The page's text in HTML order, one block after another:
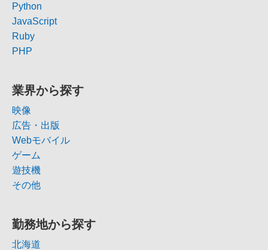
Python
JavaScript
Ruby
PHP
業界から探す
映像
広告・出版
Webモバイル
ゲーム
遊技機
その他
勤務地から探す
北海道